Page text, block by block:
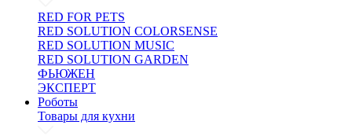
RED FOR PETS
RED SOLUTION COLORSENSE
RED SOLUTION MUSIC
RED SOLUTION GARDEN
ФЬЮЖЕН
ЭКСПЕРТ
Роботы
Товары для кухни